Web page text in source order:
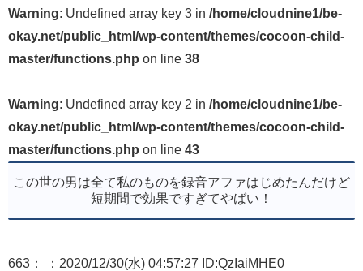
Warning: Undefined array key 3 in /home/cloudnine1/be-
okay.net/public_html/wp-content/themes/cocoon-child-
master/functions.php on line 38
Warning: Undefined array key 2 in /home/cloudnine1/be-
okay.net/public_html/wp-content/themes/cocoon-child-
master/functions.php on line 43
この世の男は全て私のものを録音アファはじめたんだけど
短期間で効果ですぎてやばい！
663： ：2020/12/30(水) 04:57:27 ID:QzIaiMHE0